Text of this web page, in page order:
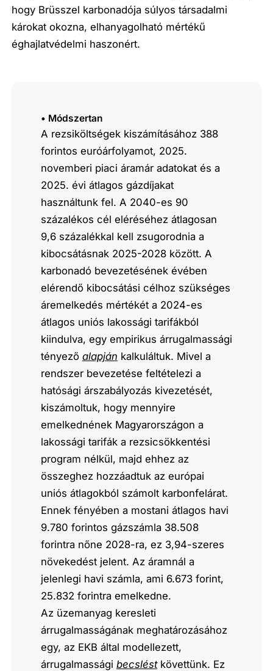
hogy Brüsszel karbonadója súlyos társadalmi
károkat okozna, elhanyagolható mértékű
éghajlatvédelmi haszonért.
• Módszertan
A rezsiköltségek kiszámításához 388
forintos euróárfolyamot, 2025.
novemberi piaci áramár adatokat és a
2025. évi átlagos gázdíjakat
használtunk fel. A 2040-es 90
százalékos cél eléréséhez átlagosan
9,6 százalékkal kell zsugorodnia a
kibocsátásnak 2025-2028 között. A
karbonadó bevezetésének évében
elérendő kibocsátási célhoz szükséges
áremelkedés mértékét a 2024-es
átlagos uniós lakossági tarifákból
kiindulva, egy empirikus árrugalmassági
tényező alapján kalkuláltuk. Mivel a
rendszer bevezetése feltételezi a
hatósági árszabályozás kivezetését,
kiszámoltuk, hogy mennyire
emelkednének Magyarországon a
lakossági tarifák a rezsicsökkentési
program nélkül, majd ehhez az
összeghez hozzáadtuk az európai
uniós átlagokból számolt karbonfelárat.
Ennek fényében a mostani átlagos havi
9.780 forintos gázszámla 38.508
forintra nőne 2028-ra, ez 3,94-szeres
növekedést jelent. Az áramnál a
jelenlegi havi számla, ami 6.673 forint,
25.832 forintra emelkedne.
Az üzemanyag keresleti
árrugalmasságának meghatározásához
egy, az EKB által modellezett,
árrugalmassági becsléstkövettünk. Ez